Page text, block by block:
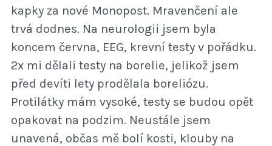
kapky za nové Monopost. Mravenčení ale
trvá dodnes. Na neurologii jsem byla
koncem června, EEG, krevní testy v pořádku.
2x mi dělali testy na borelie, jelikož jsem
před devíti lety prodělala boreliózu.
Protilátky mám vysoké, testy se budou opět
opakovat na podzim. Neustále jsem
unavená, občas mě bolí kosti, klouby na